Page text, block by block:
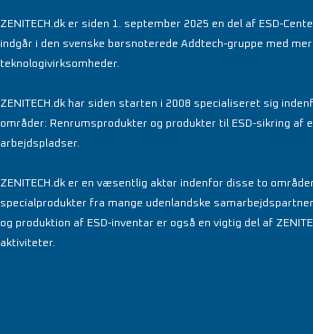
ZENITECH.dk er siden 1. september 2025 en del af ESD-
indgår i den svenske børsnoterede Addtech-gruppe med
teknologivirksomheder.
ZENITECH.dk har siden starten i 2008 specialiseret sig
områder: Renrumsprodukter og produkter til ESD-sikring af
arbejdspladser.
ZENITECH.dk er en væsentlig aktør indenfor disse to
specialprodukter fra mange udenlandske
og produktion af ESD-inventar er også en vigtig del af
aktiviteter.